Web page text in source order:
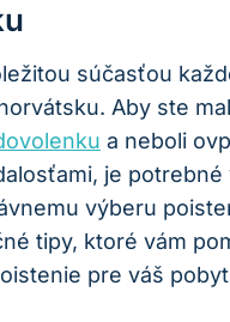
súčasťou
Aby ste
a neboli
je potrebné
výberu
tipy, ktoré vám
pre váš